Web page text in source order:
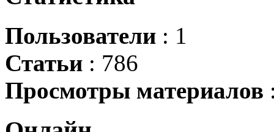
Пользователи : 1
Статьи : 786
Просмотры материалов